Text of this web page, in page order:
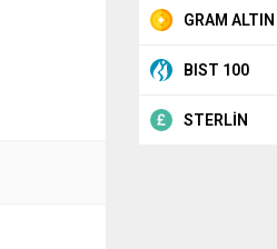
GRAM ALTIN
BIST 100
STERLİN